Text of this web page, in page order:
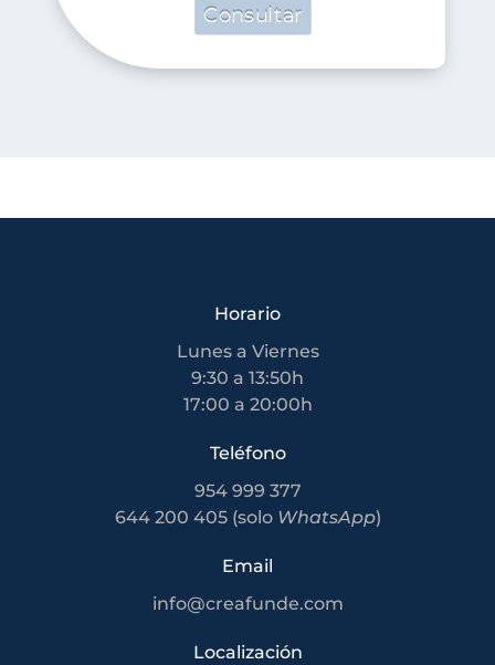
Consultar
Horario
Lunes a Viernes
9:30 a 13:50h
17:00 a 20:00h
Teléfono
954 999 377
644 200 405 (solo WhatsApp)
Email
info@creafunde.com
Localización